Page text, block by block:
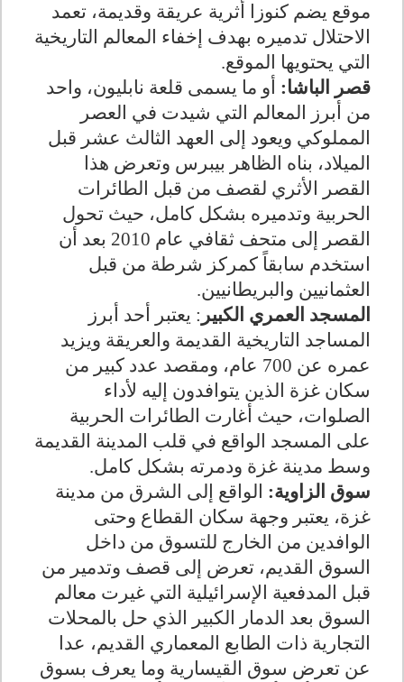
موقع يضم كنوزا أثرية عريقة وقديمة، تعمد
الاحتلال تدميره بهدف إخفاء المعالم التاريخية
التي يحتويها الموقع.
قصر الباشا: أو ما يسمى قلعة نابليون، واحد
من أبرز المعالم التي شيدت في العصر
المملوكي ويعود إلى العهد الثالث عشر قبل
الميلاد، بناه الظاهر بيبرس وتعرض هذا
القصر الأثري لقصف من قبل الطائرات
الحربية وتدميره بشكل كامل، حيث تحول
القصر إلى متحف ثقافي عام 2010 بعد أن
استخدم سابقاً كمركز شرطة من قبل
العثمانيين والبريطانيين.
المسجد العمري الكبير : يعتبر أحد أبرز
المساجد التاريخية القديمة والعريقة ويزيد
عمره عن 700 عام، ومقصد عدد كبير من
سكان غزة الذين يتوافدون إليه لأداء
الصلوات، حيث أغارت الطائرات الحربية
على المسجد الواقع في قلب المدينة القديمة
وسط مدينة غزة ودمرته بشكل كامل.
سوق الزاوية: الواقع إلى الشرق من مدينة
غزة، يعتبر وجهة سكان القطاع وحتى
الوافدين من الخارج للتسوق من داخل
السوق القديم، تعرض إلى قصف وتدمير من
قبل المدفعية الإسرائيلية التي غيرت معالم
السوق بعد الدمار الكبير الذي حل بالمحلات
التجارية ذات الطابع المعماري القديم، عدا
عن تعرض سوق القيسارية وما يعرف بسوق